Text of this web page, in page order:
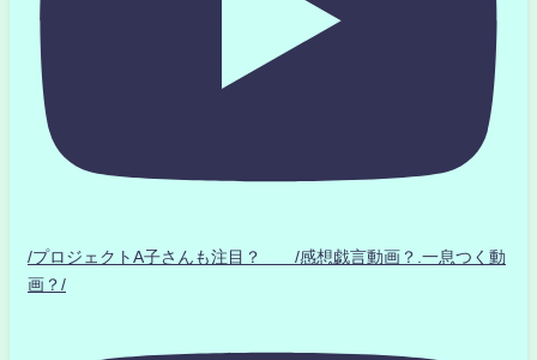
/プロジェクトA子さんも注目？ /感想戯言動画？.一息つく動
画？/